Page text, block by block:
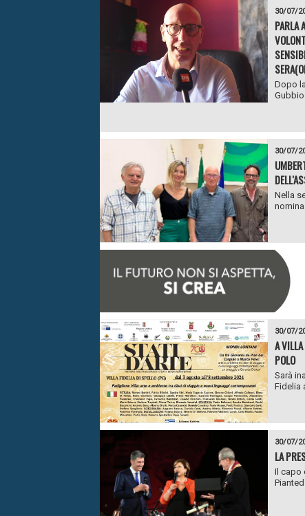
30/07/
PARLA
Dopo
30/07/
Nella
30/07/
A VILLA
POLO
Sarà
Fidelia
30/07/
LA
Il capo